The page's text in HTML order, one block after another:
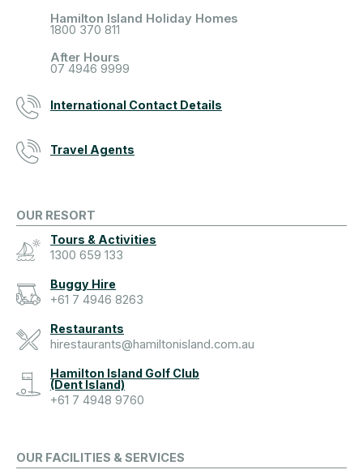
Hamilton Island Holiday Homes
1800 370 811
After Hours
07 4946 9999
International Contact Details
Travel Agents
OUR RESORT
Tours & Activities
1300 659 133
Buggy Hire
+61 7 4946 8263
Restaurants
hirestaurants@hamiltonisland.com.au
Hamilton Island Golf Club
(Dent Island)
+61 7 4948 9760
OUR FACILITIES & SERVICES